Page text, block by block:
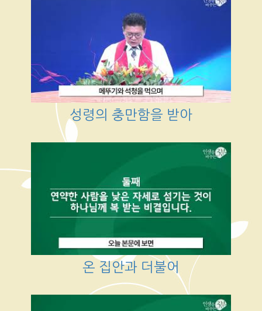
성령의 충만함을 받아
온 집안과 더불어